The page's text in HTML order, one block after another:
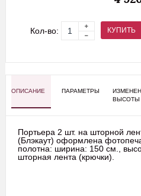
Кол-во: КУПИТЬ
ОПИСАНИЕ ПАРАМЕТРЫ
ВЫСОТЫ
Портьера 2 шт. на шторной
(Блэкаут) оформлена
полотна: ширина: 150 см.,
шторная лента (крючки).